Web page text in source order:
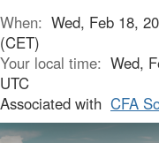
When: Wed, Feb 18,
(CET)
Your local time: Wed,
UTC
Associated with CFA